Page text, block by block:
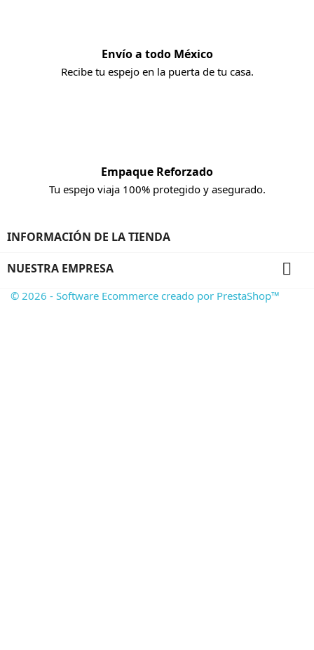
Envío a todo México
Recibe tu espejo en la puerta de tu casa.
Empaque Reforzado
Tu espejo viaja 100% protegido y asegurado.
INFORMACIÓN DE LA TIENDA
NUESTRA EMPRESA 
© 2026 - Software Ecommerce creado por PrestaShop™